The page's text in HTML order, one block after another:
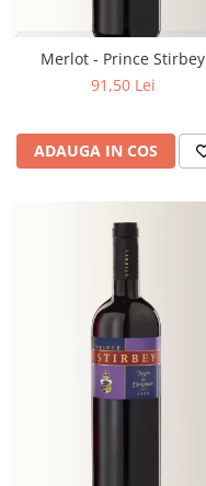
Merlot - Prince Stirbey
91,50 Lei
ADAUGA IN COS